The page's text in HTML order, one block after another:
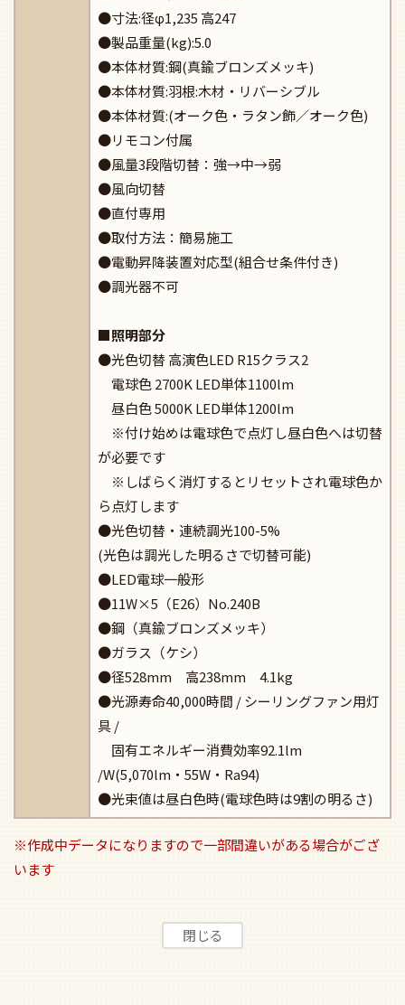
●寸法:径φ1,235 高247
●製品重量(kg):5.0
●本体材質:鋼(真鍮ブロンズメッキ)
●本体材質:羽根:木材・リバーシブル
●本体材質:(オーク色・ラタン飾／オーク色)
●リモコン付属
●風量3段階切替：強→中→弱
●風向切替
●直付専用
●取付方法：簡易施工
●電動昇降装置対応型(組合せ条件付き)
●調光器不可
■照明部分
●光色切替 高演色LED R15クラス2
電球色 2700K LED単体1100lm
昼白色 5000K LED単体1200lm
※付け始めは電球色で点灯し昼白色へは切替
が必要です
※しばらく消灯するとリセットされ電球色か
ら点灯します
●光色切替・連続調光100-5%
(光色は調光した明るさで切替可能)
●LED電球一般形
●11W×5（E26）No.240B
●鋼（真鍮ブロンズメッキ）
●ガラス（ケシ）
●径528mm 高238mm 4.1kg
●光源寿命40,000時間 / シーリングファン用灯
具 /
固有エネルギー消費効率92.1lm
/W(5,070lm・55W・Ra94)
●光束値は昼白色時(電球色時は9割の明るさ)
※作成中データになりますので一部間違いがある場合がござ
います